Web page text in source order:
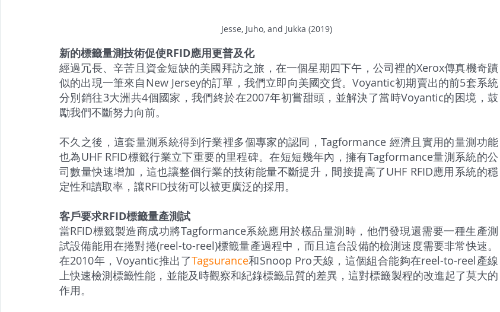
Jesse, Juho, and Jukka (2019)
新的標籤量測技術促使RFID應用更普及化
經過冗長、辛苦且資金短缺的美國拜訪之旅，在一個星期四下午，公司裡的Xerox傳真機奇蹟
似的出現一筆來自New Jersey的訂單，我們立即向美國交貨。Voyantic初期賣出的前5套系統
分別銷往3大洲共4個國家，我們終於在2007年初嘗甜頭，並解決了當時Voyantic的困境，鼓
勵我們不斷努力向前。
不久之後，這套量測系統得到行業裡多個專家的認同，Tagformance 經濟且實用的量測功能
也為UHF RFID標籤行業立下重要的里程碑。在短短幾年內，擁有Tagformance量測系統的公
司數量快速增加，這也讓整個行業的技術能量不斷提升，間接提高了UHF RFID應用系統的穩
定性和讀取率，讓RFID技術可以被更廣泛的採用。
客戶要求RFID標籤量產測試
當RFID標籤製造商成功將Tagformance系統應用於樣品量測時，他們發現還需要一種生產測
試設備能用在捲對捲(reel-to-reel)標籤量產過程中，而且這台設備的檢測速度需要非常快速。
在2010年，Voyantic推出了Tagsurance和Snoop Pro天線，這個組合能夠在reel-to-reel產線
上快速檢測標籤性能，並能及時觀察和紀錄標籤品質的差異，這對標籤製程的改進起了莫大的
作用。